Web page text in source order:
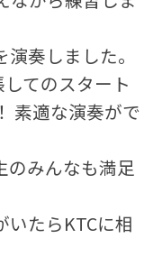
奏しました。
してのスタート
素適な演奏がで
のみんなも満足
いたらKTCに相